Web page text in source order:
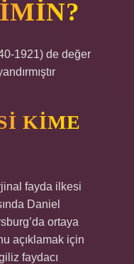
1921) de değer
KIME
fayda ilkesi
Daniel
ortaya
açıklamak için
faydacı